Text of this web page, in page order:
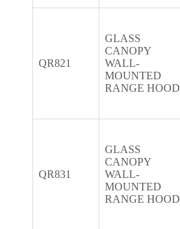
QR821
GLASS
CANOPY
WALL-
MOUNTED
RANGE HOOD
QR831
GLASS
CANOPY
WALL-
MOUNTED
RANGE HOOD